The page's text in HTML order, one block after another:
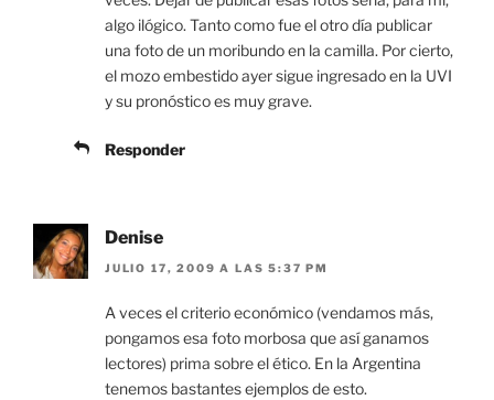
algo ilógico. Tanto como fue el otro día publicar
una foto de un moribundo en la camilla. Por cierto,
el mozo embestido ayer sigue ingresado en la UVI
y su pronóstico es muy grave.
Responder
Denise
JULIO 17, 2009 A LAS 5:37 PM
A veces el criterio económico (vendamos más,
pongamos esa foto morbosa que así ganamos
lectores) prima sobre el ético. En la Argentina
tenemos bastantes ejemplos de esto.